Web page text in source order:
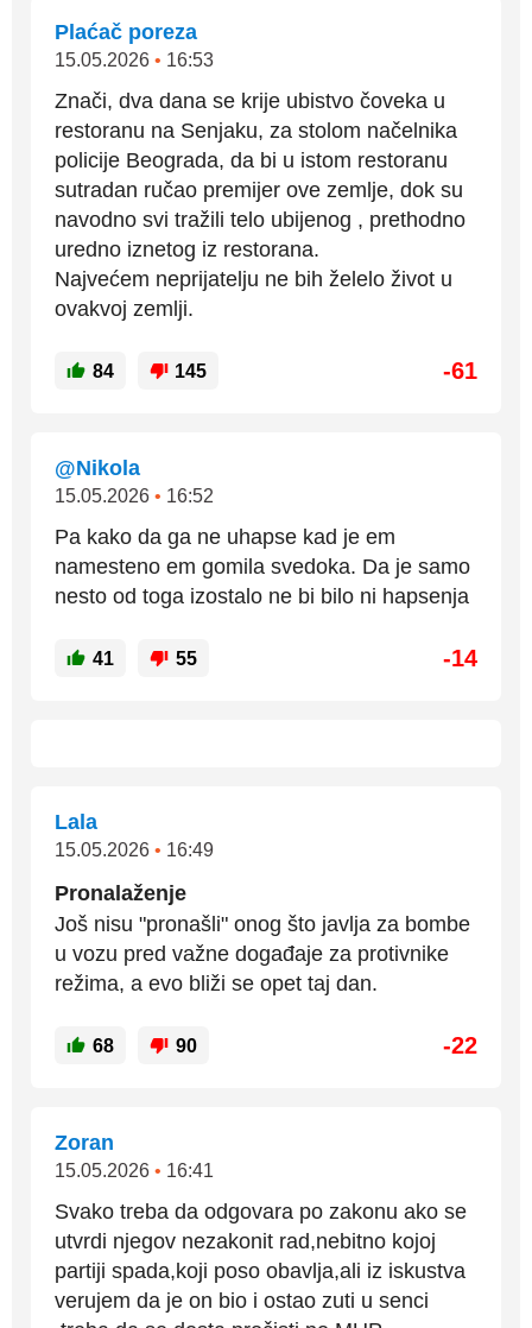
Plaćač poreza
15.05.2026 • 16:53
Znači, dva dana se krije ubistvo čoveka u
restoranu na Senjaku, za stolom načelnika
policije Beograda, da bi u istom restoranu
sutradan ručao premijer ove zemlje, dok su
navodno svi tražili telo ubijenog , prethodno
uredno iznetog iz restorana.
Najvećem neprijatelju ne bih želelo život u
ovakvoj zemlji.
84 145 -61
@Nikola
15.05.2026 • 16:52
Pa kako da ga ne uhapse kad je em
namesteno em gomila svedoka. Da je samo
nesto od toga izostalo ne bi bilo ni hapsenja
41 55 -14
Lala
15.05.2026 • 16:49
Pronalaženje
Još nisu "pronašli" onog što javlja za bombe
u vozu pred važne događaje za protivnike
režima, a evo bliži se opet taj dan.
68 90 -22
Zoran
15.05.2026 • 16:41
Svako treba da odgovara po zakonu ako se
utvrdi njegov nezakonit rad,nebitno kojoj
partiji spada,koji poso obavlja,ali iz iskustva
verujem da je on bio i ostao zuti u senci